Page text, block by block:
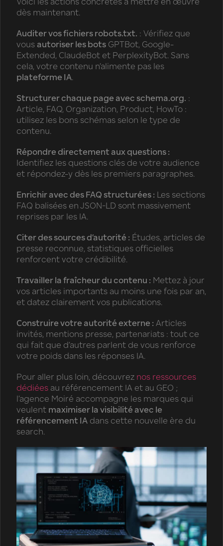
dès maintenant.
Auditer vos fichiers robots.txt. : Vérifiez que
vous autoriser les bots GPTBot, Google-
Extended, ClaudeBot et PerplexityBot. Sans
cela, votre contenu n’alimente pas les
plateforme IA.
Structurer chaque page avec schema.org. :
Article, FAQ, Organization, Product, HowTo :
utilisez les bons schémas selon le type de
contenu.
Répondre directement aux questions :
Identifiez les questions clés de votre audience
et répondez-y dès les premiers paragraphes.
Enrichir avec des FAQ structurées : Les sections
FAQ balisées en JSON-LD sont massivement
reprises par les IA.
Citer des sources d’autorité : Études, articles de
presse reconnue, statistiques officielles
renforcent votre crédibilité.
Travailler la fraîcheur du contenu : Mettez à jour
vos articles importants au moins une fois par an,
et datez clairement vos publications.
Construire votre autorité externe : Articles
invités, mentions presse, partenariats : tout ce
qui fait que d’autres parlent de vous renforce
votre poids dans les réponses IA.
Pour aller plus loin, découvrez nos ressources
dédiées au référencement IA et au GEO ;
l’agence Moiré accompagne les marques qui
veulent maximiser la visibilité avec le
référencement IA dans cette nouvelle ère du
search.